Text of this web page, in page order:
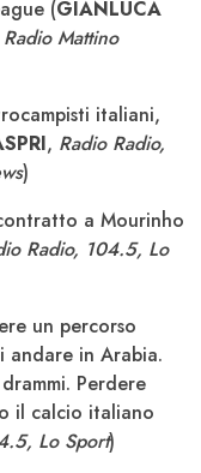
(GIANLUCA
Mattino
italiani,
, Radio Radio,
)
a Mourinho
Radio, 104.5, Lo
un percorso
andare in Arabia.
Perdere
il calcio italiano
Lo Sport)